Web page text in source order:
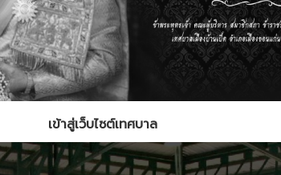
เข้าสู่เว็บไซต์เทศบาล